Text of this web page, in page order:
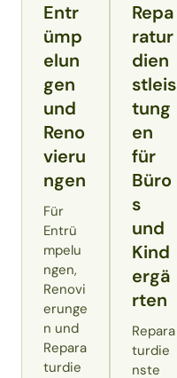
Entr
ümp
elun
gen
und
Reno
vieru
ngen
Für
Entrü
mpelu
ngen,
Renovi
erunge
n und
Repara
turdie
Repa
ratur
dien
stleis
tung
en
für
Büro
s
und
Kind
ergä
rten
Repara
turdie
nste